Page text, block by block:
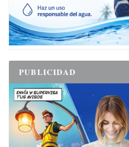
PUBLICIDAD